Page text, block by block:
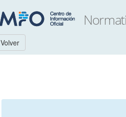
Volver